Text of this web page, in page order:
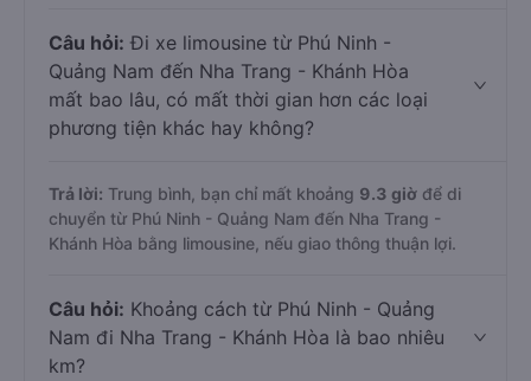
Câu hỏi: Đi xe limousine từ Phú Ninh -
Quảng Nam đến Nha Trang - Khánh Hòa
mất bao lâu, có mất thời gian hơn các loại
phương tiện khác hay không?
Trả lời: Trung bình, bạn chỉ mất khoảng 9.3 giờ để di
chuyển từ Phú Ninh - Quảng Nam đến Nha Trang -
Khánh Hòa bằng limousine, nếu giao thông thuận lợi.
Câu hỏi: Khoảng cách từ Phú Ninh - Quảng
Nam đi Nha Trang - Khánh Hòa là bao nhiêu
km?